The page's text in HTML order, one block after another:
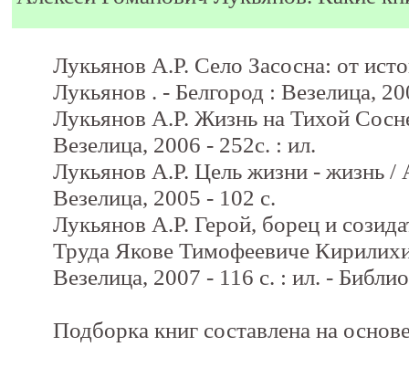
Лукьянов А.Р. Село Засосна: от
Лукьянов . - Белгород : Везелица,
Лукьянов А.Р. Жизнь на Тихой
Везелица, 2006 - 252с. : ил.
Лукьянов А.Р. Цель жизни - жизнь /
Везелица, 2005 - 102 с.
Лукьянов А.Р. Герой, борец и
Труда Якове Тимофеевиче
Везелица, 2007 - 116 с. : ил. -
Подборка книг составлена на